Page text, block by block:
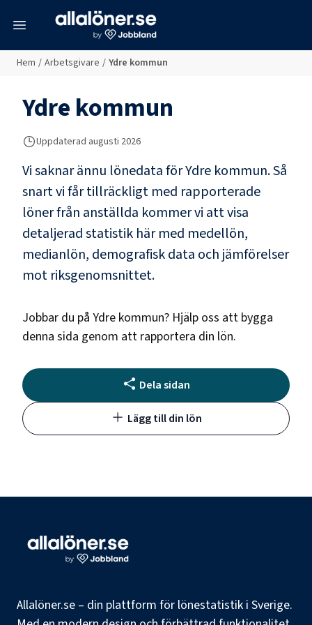
Hem / Arbetsgivare / Ydre kommun
Ydre kommun
Uppdaterad augusti 2026
Vi saknar ännu lönedata förYdre kommun. Så
snart vi får tillräckligt med rapporterade
löner från anställda kommer vi att visa
detaljerad statistik här med medellön,
medianlön, demografisk data och jämförelser
mot riksgenomsnittet.
Jobbar du på Ydre kommun? Hjälp oss att bygga
denna sida genom att rapportera din lön.
Dela sidan
Lägg till din lön
Allalöner.se – din plattform för lönestatistik i Sverige.